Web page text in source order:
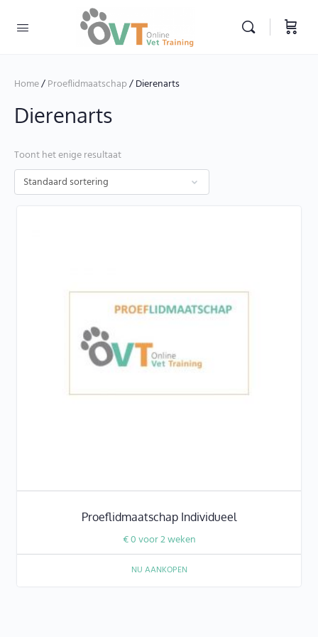
Home/Proeflidmaatschap/ Dierenarts
Dierenarts
Toont het enige resultaat
Proeflidmaatschap Individueel
€0voor 2 weken
NU AANKOPEN